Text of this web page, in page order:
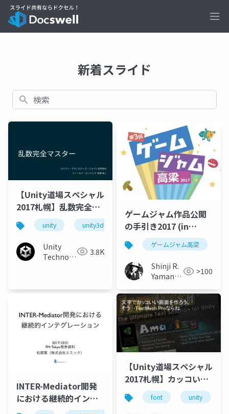
新着スライド
検索
【Unity道場スペシャル
2017札幌】乱数完全マ
スターunity unity3d random number
Unity
Technologies 3.8K
ゲームジャム作品公開
の手引き2017 (in
Japanese)ゲームジャム高梁
Shinji R.
Yamane
二)
>100
INTER-Mediator開発
における継続的インテ
グレーション
【Unity道場スペシャル
2017札幌】カッコいい
文字を使おう、そう
text meshならね
font unity